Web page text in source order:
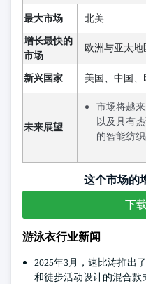
最大市场
北美
增长最快的
市场
欧洲与亚太地
新兴国家 美国、中国
未来展望
市场将越
以及具有
的智能纺织
这个市场的
下
游泳衣行业新闻
2025年3月，速比涛推出
和徒步活动设计的混合款